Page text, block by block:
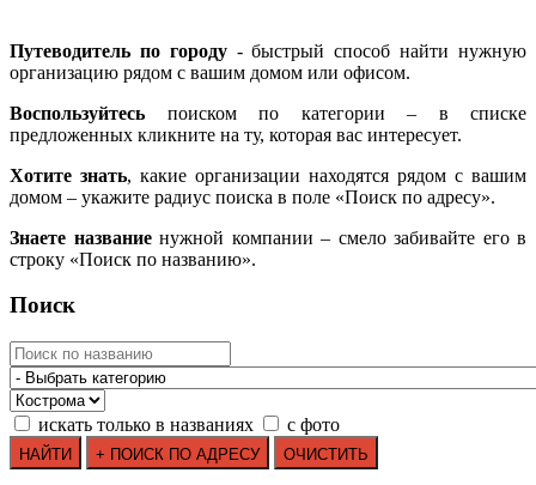
Путеводитель по городу- быстрый способ найти нужную
организацию рядом с вашим домом или офисом.
Воспользуйтесь поиском по категории – в списке
предложенных кликните на ту, которая вас интересует.
Хотите знать, какие организации находятся рядом с вашим
домом – укажите радиус поиска в поле «Поиск по адресу».
Знаете названиенужной компании – смело забивайте его в
строку «Поиск по названию».
Поиск
искать только в названиях с фото